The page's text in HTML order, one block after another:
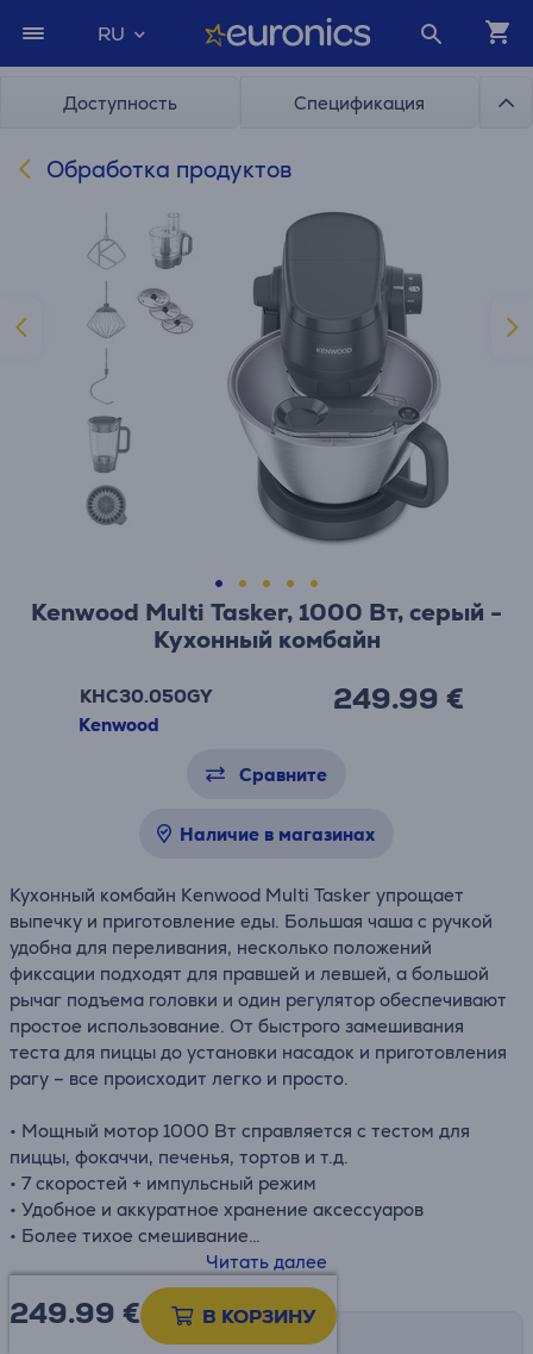
RU
Доступность Спецификация
Обработка продуктов
Kenwood Multi Tasker, 1000 Вт, серый -
Кухонный комбайн
KHC30.050GY
Kenwood
249.99 €
Сравните
Наличие в магазинах
Кухонный комбайн Kenwood Multi Tasker упрощает
выпечку и приготовление еды. Большая чаша с ручкой
удобна для переливания, несколько положений
фиксации подходят для правшей и левшей, а большой
рычаг подъема головки и один регулятор обеспечивают
простое использование. От быстрого замешивания
теста для пиццы до установки насадок и приготовления
рагу – все происходит легко и просто.
• Мощный мотор 1000 Вт справляется с тестом для
пиццы, фокаччи, печенья, тортов и т.д.
• 7 скоростей + импульсный режим
• Удобное и аккуратное хранение аксессуаров
• Более тихое смешивание
• Простое использованиеЧитать далее
249.99 € В КОРЗИНУ
Возможности доставки